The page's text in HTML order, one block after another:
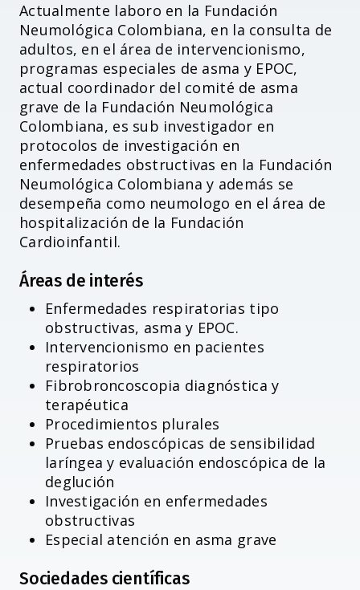
Actualmente laboro en la Fundación
Neumológica Colombiana, en la consulta de
adultos, en el área de intervencionismo,
programas especiales de asma y EPOC,
actual coordinador del comité de asma
grave de la Fundación Neumológica
Colombiana, es sub investigador en
protocolos de investigación en
enfermedades obstructivas en la Fundación
Neumológica Colombiana y además se
desempeña como neumologo en el área de
hospitalización de la Fundación
Cardioinfantil.
Áreas de interés
Enfermedades respiratorias tipo
obstructivas, asma y EPOC.
Intervencionismo en pacientes
respiratorios
Fibrobroncoscopia diagnóstica y
terapéutica
Procedimientos plurales
Pruebas endoscópicas de sensibilidad
laríngea y evaluación endoscópica de la
deglución
Investigación en enfermedades
obstructivas
Especial atención en asma grave
Sociedades científicas